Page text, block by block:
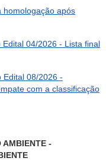
homologação após
04/2026 - Lista final
Edital 08/2026 -
com a classificação
AMBIENTE -